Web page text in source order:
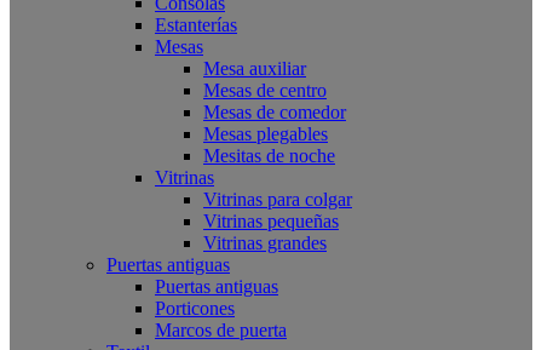
Estanterías
Mesas
Mesa auxiliar
Mesas de centro
Mesas de comedor
Mesas plegables
Mesitas de noche
Vitrinas
Vitrinas para colgar
Vitrinas pequeñas
Vitrinas grandes
Puertas antiguas
Puertas antiguas
Porticones
Marcos de puerta